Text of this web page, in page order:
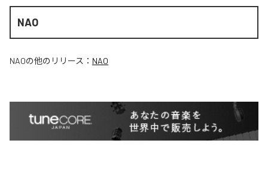
NAO
NAOの他のリリース： NAO